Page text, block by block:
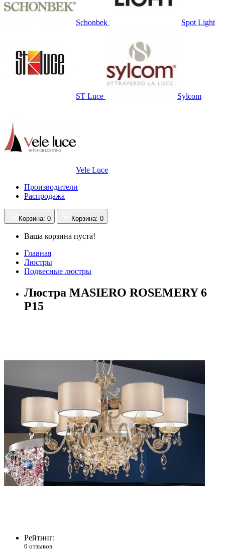
Schonbek Spot Light
ST Luce Sylcom
Vele Luce
Производители
Распродажа
Корзина: 0 Корзина: 0
Ваша корзина пуста!
Главная
Люстры
Подвесные люстры
Люстра MASIERO ROSEMERY 6
P15
Рейтинг:
0 отзывов